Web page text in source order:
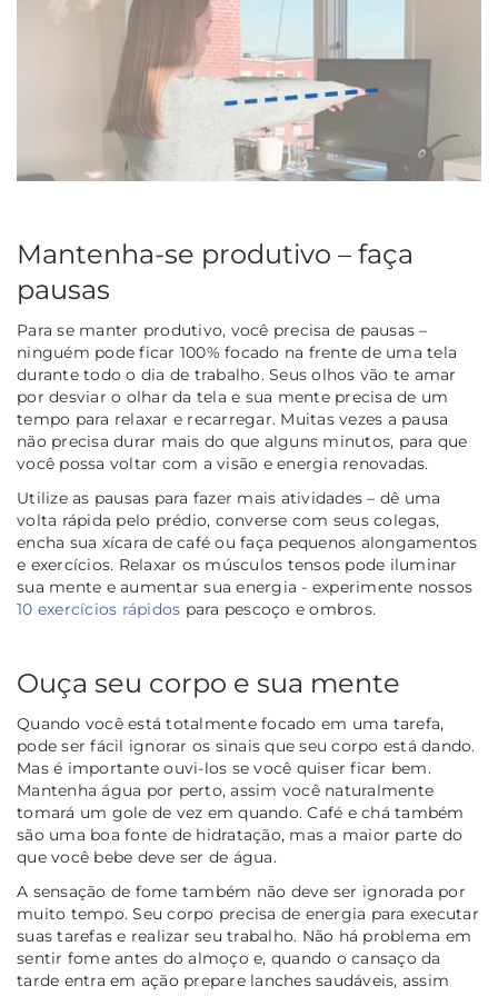
Mantenha-se produtivo – faça
pausas
Para se manter produtivo, você precisa de pausas –
ninguém pode ficar 100% focado na frente de uma tela
durante todo o dia de trabalho. Seus olhos vão te amar
por desviar o olhar da tela e sua mente precisa de um
tempo para relaxar e recarregar. Muitas vezes a pausa
não precisa durar mais do que alguns minutos, para que
você possa voltar com a visão e energia renovadas.
Utilize as pausas para fazer mais atividades – dê uma
volta rápida pelo prédio, converse com seus colegas,
encha sua xícara de café ou faça pequenos alongamentos
e exercícios. Relaxar os músculos tensos pode iluminar
sua mente e aumentar sua energia - experimente nossos
10 exercícios rápidos para pescoço e ombros.
Ouça seu corpo e sua mente
Quando você está totalmente focado em uma tarefa,
pode ser fácil ignorar os sinais que seu corpo está dando.
Mas é importante ouvi-los se você quiser ficar bem.
Mantenha água por perto, assim você naturalmente
tomará um gole de vez em quando. Café e chá também
são uma boa fonte de hidratação, mas a maior parte do
que você bebe deve ser de água.
A sensação de fome também não deve ser ignorada por
muito tempo. Seu corpo precisa de energia para executar
suas tarefas e realizar seu trabalho. Não há problema em
sentir fome antes do almoço e, quando o cansaço da
tarde entra em ação prepare lanches saudáveis, assim